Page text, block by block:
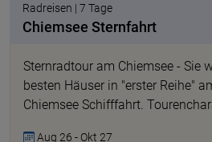
Radreisen | 7 Tage
Chiemsee Sternfahrt
Sternradtour am Chiemsee - Sie
besten Häuser in "erster Reihe"
Chiemsee Schifffahrt.
Aug 26 - Okt 27